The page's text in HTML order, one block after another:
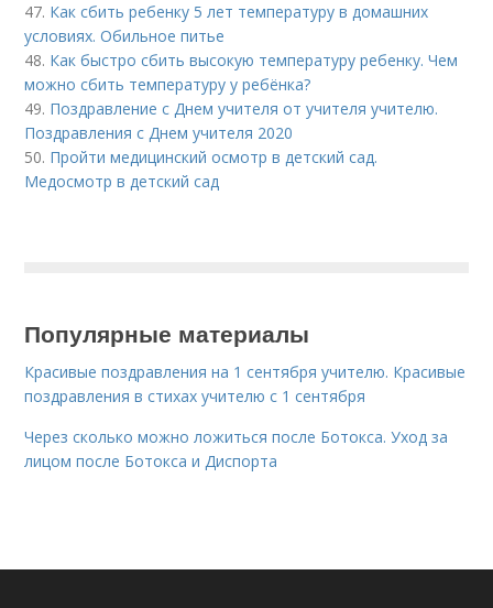
47. Как сбить ребенку 5 лет температуру в домашних
условиях. Обильное питье
48. Как быстро сбить высокую температуру ребенку. Чем
можно сбить температуру у ребёнка?
49. Поздравление с Днем учителя от учителя учителю.
Поздравления с Днем учителя 2020
50. Пройти медицинский осмотр в детский сад.
Медосмотр в детский сад
Популярные материалы
Красивые поздравления на 1 сентября учителю. Красивые
поздравления в стихах учителю с 1 сентября
Через сколько можно ложиться после Ботокса. Уход за
лицом после Ботокса и Диспорта